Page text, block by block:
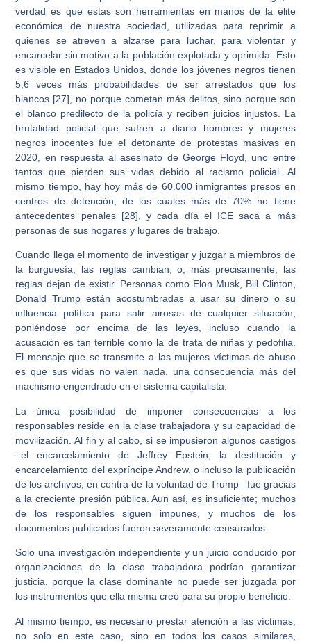
verdad es que estas son herramientas en manos de la elite
económica de nuestra sociedad, utilizadas para reprimir a
quienes se atreven a alzarse para luchar, para violentar y
encarcelar sin motivo a la población explotada y oprimida. Esto
es visible en Estados Unidos, donde los jóvenes negros tienen
5,6 veces más probabilidades de ser arrestados que los
blancos [27], no porque cometan más delitos, sino porque son
el blanco predilecto de la policía y reciben juicios injustos. La
brutalidad policial que sufren a diario hombres y mujeres
negros inocentes fue el detonante de protestas masivas en
2020, en respuesta al asesinato de George Floyd, uno entre
tantos que pierden sus vidas debido al racismo policial. Al
mismo tiempo, hay hoy más de 60.000 inmigrantes presos en
centros de detención, de los cuales más de 70% no tiene
antecedentes penales [28], y cada día el ICE saca a más
personas de sus hogares y lugares de trabajo.
Cuando llega el momento de investigar y juzgar a miembros de
la burguesía, las reglas cambian; o, más precisamente, las
reglas dejan de existir. Personas como Elon Musk, Bill Clinton,
Donald Trump están acostumbradas a usar su dinero o su
influencia política para salir airosas de cualquier situación,
poniéndose por encima de las leyes, incluso cuando la
acusación es tan terrible como la de trata de niñas y pedofilia.
El mensaje que se transmite a las mujeres víctimas de abuso
es que sus vidas no valen nada, una consecuencia más del
machismo engendrado en el sistema capitalista.
La única posibilidad de imponer consecuencias a los
responsables reside en la clase trabajadora y su capacidad de
movilización. Al fin y al cabo, si se impusieron algunos castigos
–el encarcelamiento de Jeffrey Epstein, la destitución y
encarcelamiento del expríncipe Andrew, o incluso la publicación
de los archivos, en contra de la voluntad de Trump– fue gracias
a la creciente presión pública. Aun así, es insuficiente; muchos
de los responsables siguen impunes, y muchos de los
documentos publicados fueron severamente censurados.
Solo una investigación independiente y un juicio conducido por
organizaciones de la clase trabajadora podrían garantizar
justicia, porque la clase dominante no puede ser juzgada por
los instrumentos que ella misma creó para su propio beneficio.
Al mismo tiempo, es necesario prestar atención a las víctimas,
no solo en este caso, sino en todos los casos similares,